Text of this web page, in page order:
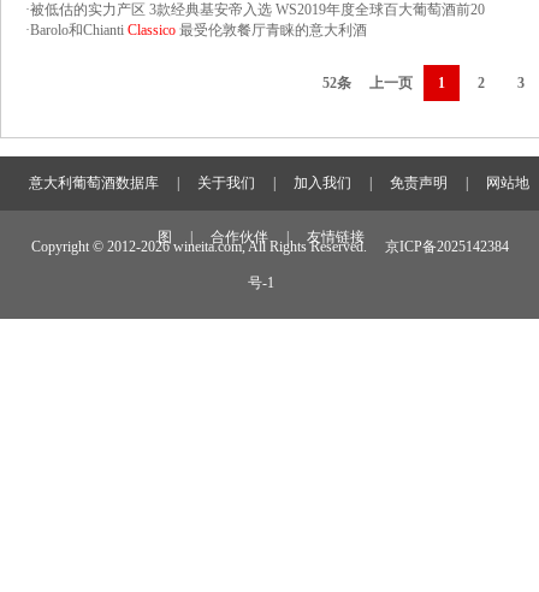
·被低估的实力产区 3款经典基安帝入选 WS2019年度全球百大葡萄酒前20
·Barolo和Chianti Classico 最受伦敦餐厅青睐的意大利酒
52条 上一页 1 2 3
意大利葡萄酒数据库 关于我们 加入我们 免责声明 网站地
图 合作伙伴 友情链接
Copyright © 2012-2026 wineita.com, All Rights Reserved. 京ICP备2025142384
号-1